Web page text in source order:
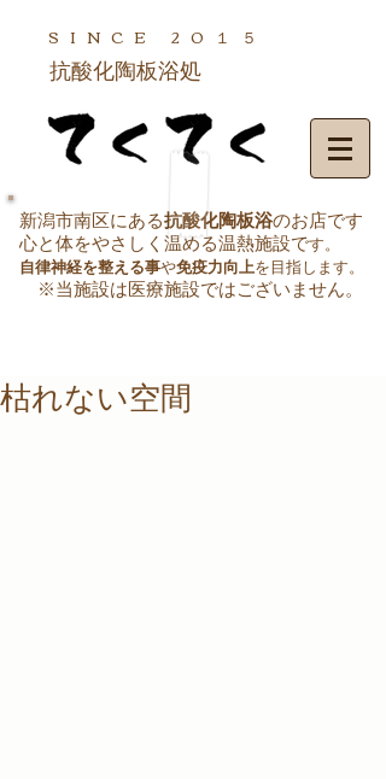
SINCE 20１５
抗酸化陶板浴処
新潟市南区にある抗酸化陶板浴のお店です
心と体をやさしく温める温熱施設です。
自律神経を整える事や免疫力向上を目指します。
※当施設は医療施設ではございません。
枯れない空間